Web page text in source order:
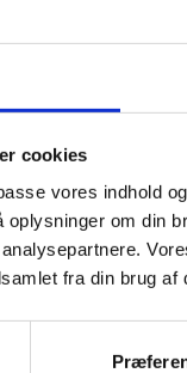
cookies
vores indhold
om din
fra din brug af